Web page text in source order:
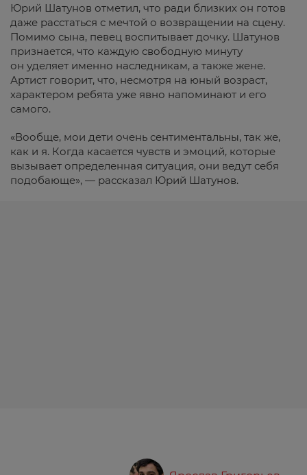
Юрий Шатунов отметил, что ради близких он готов
даже расстаться с мечтой о возвращении на сцену.
Помимо сына, певец воспитывает дочку. Шатунов
признается, что каждую свободную минуту
он уделяет именно наследникам, а также жене.
Артист говорит, что, несмотря на юный возраст,
характером ребята уже явно напоминают и его
самого.
«Вообще, мои дети очень сентиментальны, так же,
как и я. Когда касается чувств и эмоций, которые
вызывает определенная ситуация, они ведут себя
подобающе», — рассказал Юрий Шатунов.